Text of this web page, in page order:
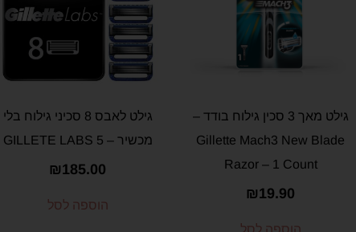
גילט מאך 3 סכין גילוח בודד –
Gillette Mach3 New Blade
Razor – 1 Count
₪19.90
הוספה לסל
גילט לאבס 8 סכיני גילוח בלי
מכשיר – GILLETE LABS 5
₪185.00
הוספה לסל